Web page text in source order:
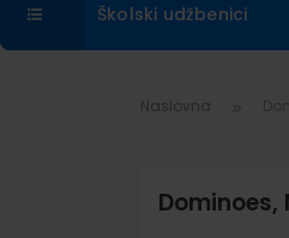
Školski udžbenici
Naslovna
Dominoes,